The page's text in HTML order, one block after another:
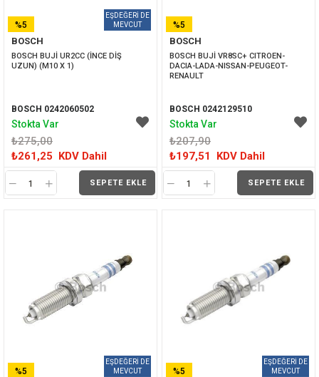
BOSCH
BOSCH BUJİ UR2CC (İNCE DİŞ
UZUN) (M10 X 1)
BOSCH 0242060502
₺275,00
₺261,25 KDV Dahil
SEPETE EKLE
%5
İNDIRIM
Stokta Var
BOSCH
BOSCH BUJİ VR8SC+ CITROEN-
DACIA-LADA-NISSAN-PEUGEOT-
RENAULT
BOSCH 0242129510
₺207,90
₺197,51
KDV Dahil
SEPETE EKLE
%5
İNDIRIM
Stokta Var
%5
%5